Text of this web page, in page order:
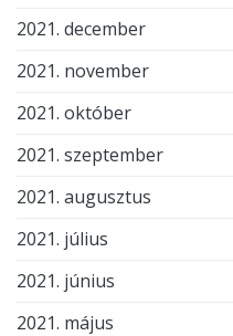
2021. december
2021. november
2021. október
2021. szeptember
2021. augusztus
2021. július
2021. június
2021. május